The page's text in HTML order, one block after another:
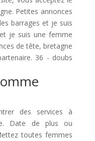
Petites annonces
barrages et je suis
je suis une femme
de tête, bretagne
36 - doubs
des services à
Date de plus ou
toutes femmes